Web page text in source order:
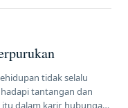
tidak selalu
tantangan dan
dalam karir, hubungan